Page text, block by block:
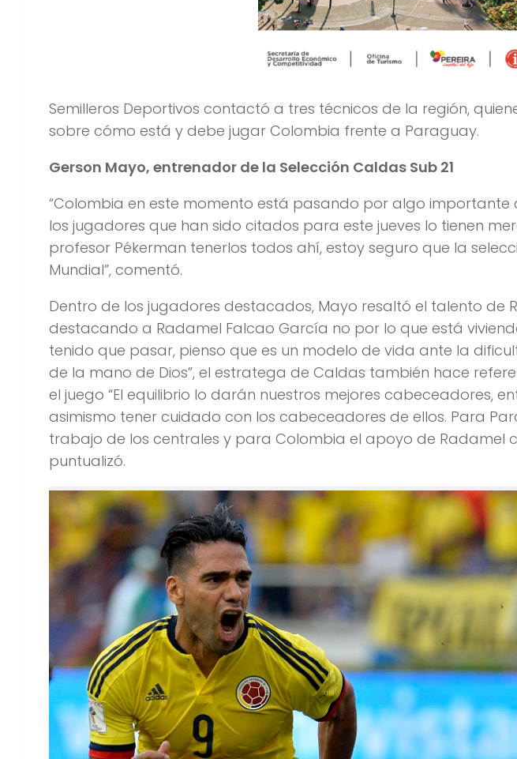
Semilleros Deportivos contactó a tres técnicos de la región,
sobre cómo está y debe jugar Colombia frente a Paraguay.
Gerson Mayo, entrenador de la Selección Caldas Sub 21
“Colombia en este momento está pasando por algo importante
los jugadores que han sido citados para este jueves lo tienen
profesor Pékerman tenerlos todos ahí, estoy seguro que la
Mundial”, comentó.
Dentro de los jugadores destacados, Mayo resaltó el talento de
destacando a Radamel Falcao García no por lo que está
tenido que pasar, pienso que es un modelo de vida ante la
de la mano de Dios”, el estratega de Caldas también hace
el juego “El equilibrio lo darán nuestros mejores cabeceadores,
asimismo tener cuidado con los cabeceadores de ellos. Para
trabajo de los centrales y para Colombia el apoyo de Radamel
puntualizó.